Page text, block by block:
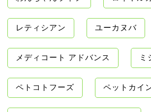
レティシアン ユーカヌバ
メディコート アドバンス ミ
ペトコトフーズ ペットカイ